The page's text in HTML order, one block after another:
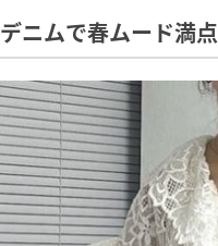
ニムで春ムード満点